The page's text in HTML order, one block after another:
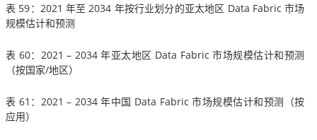
表 59：2021 年至 2034 年按行业划分的亚太地区 Data Fabric 市场
规模估计和预测
表 60：2021 – 2034 年亚太地区 Data Fabric 市场规模估计和预测
（按国家/地区）
表 61：2021 – 2034 年中国 Data Fabric 市场规模估计和预测（按
应用）